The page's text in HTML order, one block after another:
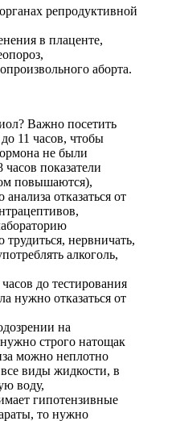
репродуктивной
в плаценте,
аборта.
Важно посетить
11 часов, чтобы
не были
показатели
повышаются),
анализа отказаться от
трудиться, нервничать,
алкоголь,
до тестирования
нужно отказаться от
на
строго натощак
можно неплотно
виды жидкости, в
воду,
гипотензивные
то нужно